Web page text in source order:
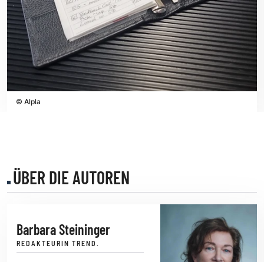
© Alpla
ÜBER DIE AUTOREN
Barbara Steininger
REDAKTEURIN TREND.